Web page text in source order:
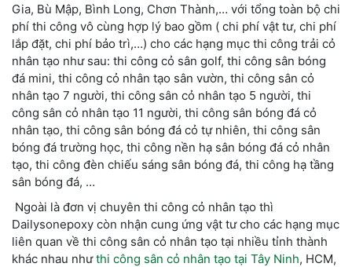
Gia, Bù Mập, Bình Long, Chơn Thành,… với tổng toàn bộ chi
phí thi công vô cùng hợp lý bao gồm ( chi phí vật tư, chi phí
lắp đặt, chi phí bảo trì,…) cho các hạng mục thi công trải cỏ
nhân tạo như sau: thi công cỏ sân golf, thi công sân bóng
đá mini, thi công cỏ nhân tạo sân vườn, thi công sân cỏ
nhân tạo 7 người, thi công sân cỏ nhân tạo 5 người, thi
công sân cỏ nhân tạo 11 người, thi công sân bóng đá cỏ
nhân tạo, thi công sân bóng đá cỏ tự nhiên, thi công sân
bóng đá trường học, thi công nền hạ sân bóng đá cỏ nhân
tạo, thi công đèn chiếu sáng sân bóng đá, thi công hạ tầng
sân bóng đá, …
Ngoài là đơn vị chuyên thi công cỏ nhân tạo thì
Dailysonepoxy còn nhận cung ứng vật tư cho các hạng mục
liên quan về thi công sân cỏ nhân tạo tại nhiều tỉnh thành
khác nhau nhưthi công sân cỏ nhân tạo tại Tây Ninh, HCM,